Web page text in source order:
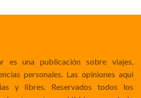
es una publicación sobre viajes,
personales. Las opiniones aquí
y libres. Reservados todos los